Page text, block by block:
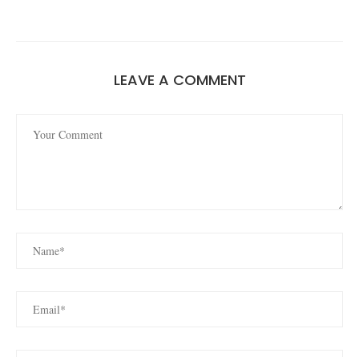
LEAVE A COMMENT